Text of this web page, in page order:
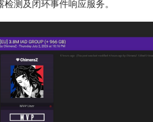
检测及闭环事件响应服务。